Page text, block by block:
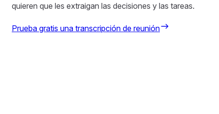
quieren que les extraigan las decisiones y las tareas.
Prueba gratis una transcripción de reunión